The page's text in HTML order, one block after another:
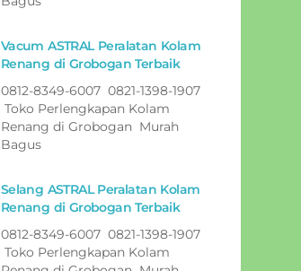
Vacum ASTRAL Peralatan Kolam
Renang di Grobogan Terbaik
0812-8349-6007 0821-1398-1907
Toko Perlengkapan Kolam
Renang di Grobogan Murah
Bagus
Selang ASTRAL Peralatan Kolam
Renang di Grobogan Terbaik
0812-8349-6007 0821-1398-1907
Toko Perlengkapan Kolam